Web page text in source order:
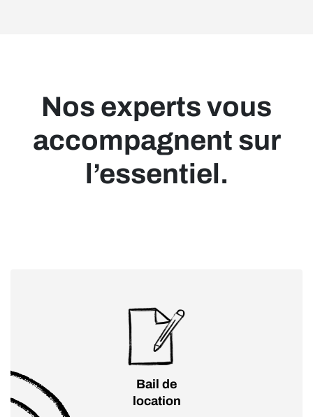
Nos experts vous
accompagnent sur
l’essentiel.
Bail de
location